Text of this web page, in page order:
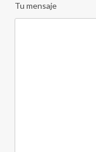
Tu mensaje